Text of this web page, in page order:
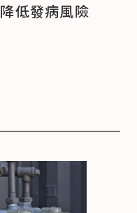
低發病風險